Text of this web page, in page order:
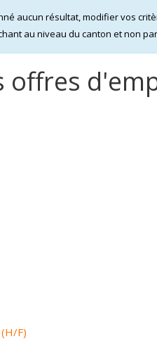
aucun résultat, modifier vos
au niveau du canton et non
offres
(H/F)